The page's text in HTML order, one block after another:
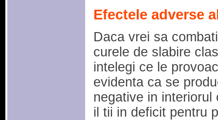
Efectele adverse
Daca vrei sa
curele de slabire
intelegi ce le
evidenta ca se
negative in interiorul
il tii in deficit pentru